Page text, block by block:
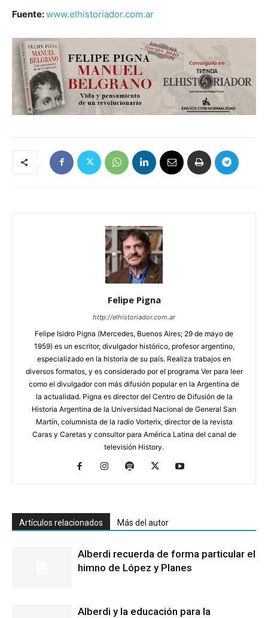
Fuente:www.elhistoriador.com.ar
Felipe Pigna
http://elhistoriador.com.ar
Felipe Isidro Pigna (Mercedes, Buenos Aires; 29 de mayo de
1959) es un escritor, divulgador histórico, profesor argentino,
especializado en la historia de su país. Realiza trabajos en
diversos formatos, y es considerado por el programa Ver para leer
como el divulgador con más difusión popular en la Argentina de
la actualidad. Pigna es director del Centro de Difusión de la
Historia Argentina de la Universidad Nacional de General San
Martín, columnista de la radio Vorterix, director de la revista
Caras y Caretas y consultor para América Latina del canal de
televisión History.
Artículos relacionados Más del autor
Alberdi recuerda de forma particular el
himno de López y Planes
Alberdi y la educación para la